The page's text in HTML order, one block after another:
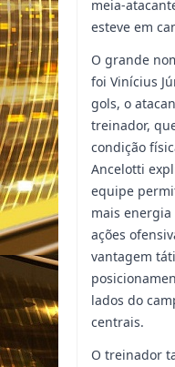
meia-
esteve em
O grande
foi Vinícius
gols, o
treinador,
condição
Ancelotti
equipe
mais
ações
vantagem
lados do
centrais.
O treinador